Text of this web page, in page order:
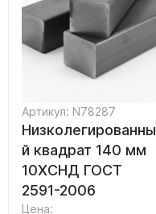
Артикул: N78287
Низколегированны
й квадрат 140 мм
10ХСНД ГОСТ
2591-2006
Цена: